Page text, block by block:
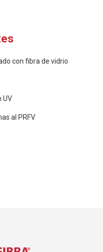
con fibra de vidrio
UV
al PRFV